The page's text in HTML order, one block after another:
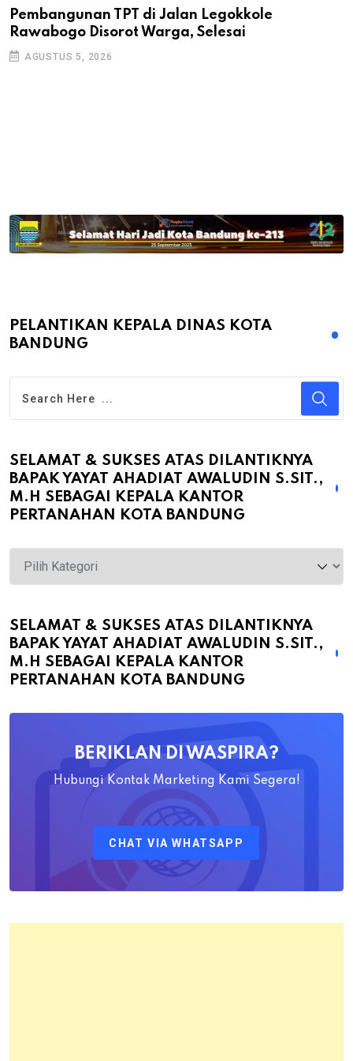
Pembangunan TPT di Jalan Legokkole
Rawabogo Disorot Warga, Selesai
AGUSTUS 5, 2026
PELANTIKAN KEPALA DINAS KOTA
BANDUNG
SELAMAT & SUKSES ATAS DILANTIKNYA
BAPAK YAYAT AHADIAT AWALUDIN S.SIT.,
M.H SEBAGAI KEPALA KANTOR
PERTANAHAN KOTA BANDUNG
Selamat
&
atas
Dilantiknya
Bapak
Ahadiat
Pertanahan
Kota
SELAMAT & SUKSES ATAS DILANTIKNYA
BAPAK YAYAT AHADIAT AWALUDIN S.SIT.,
M.H SEBAGAI KEPALA KANTOR
PERTANAHAN KOTA BANDUNG
BERIKLAN DI WASPIRA?
Hubungi Kontak Marketing Kami Segera!
CHAT VIA WHATSAPP